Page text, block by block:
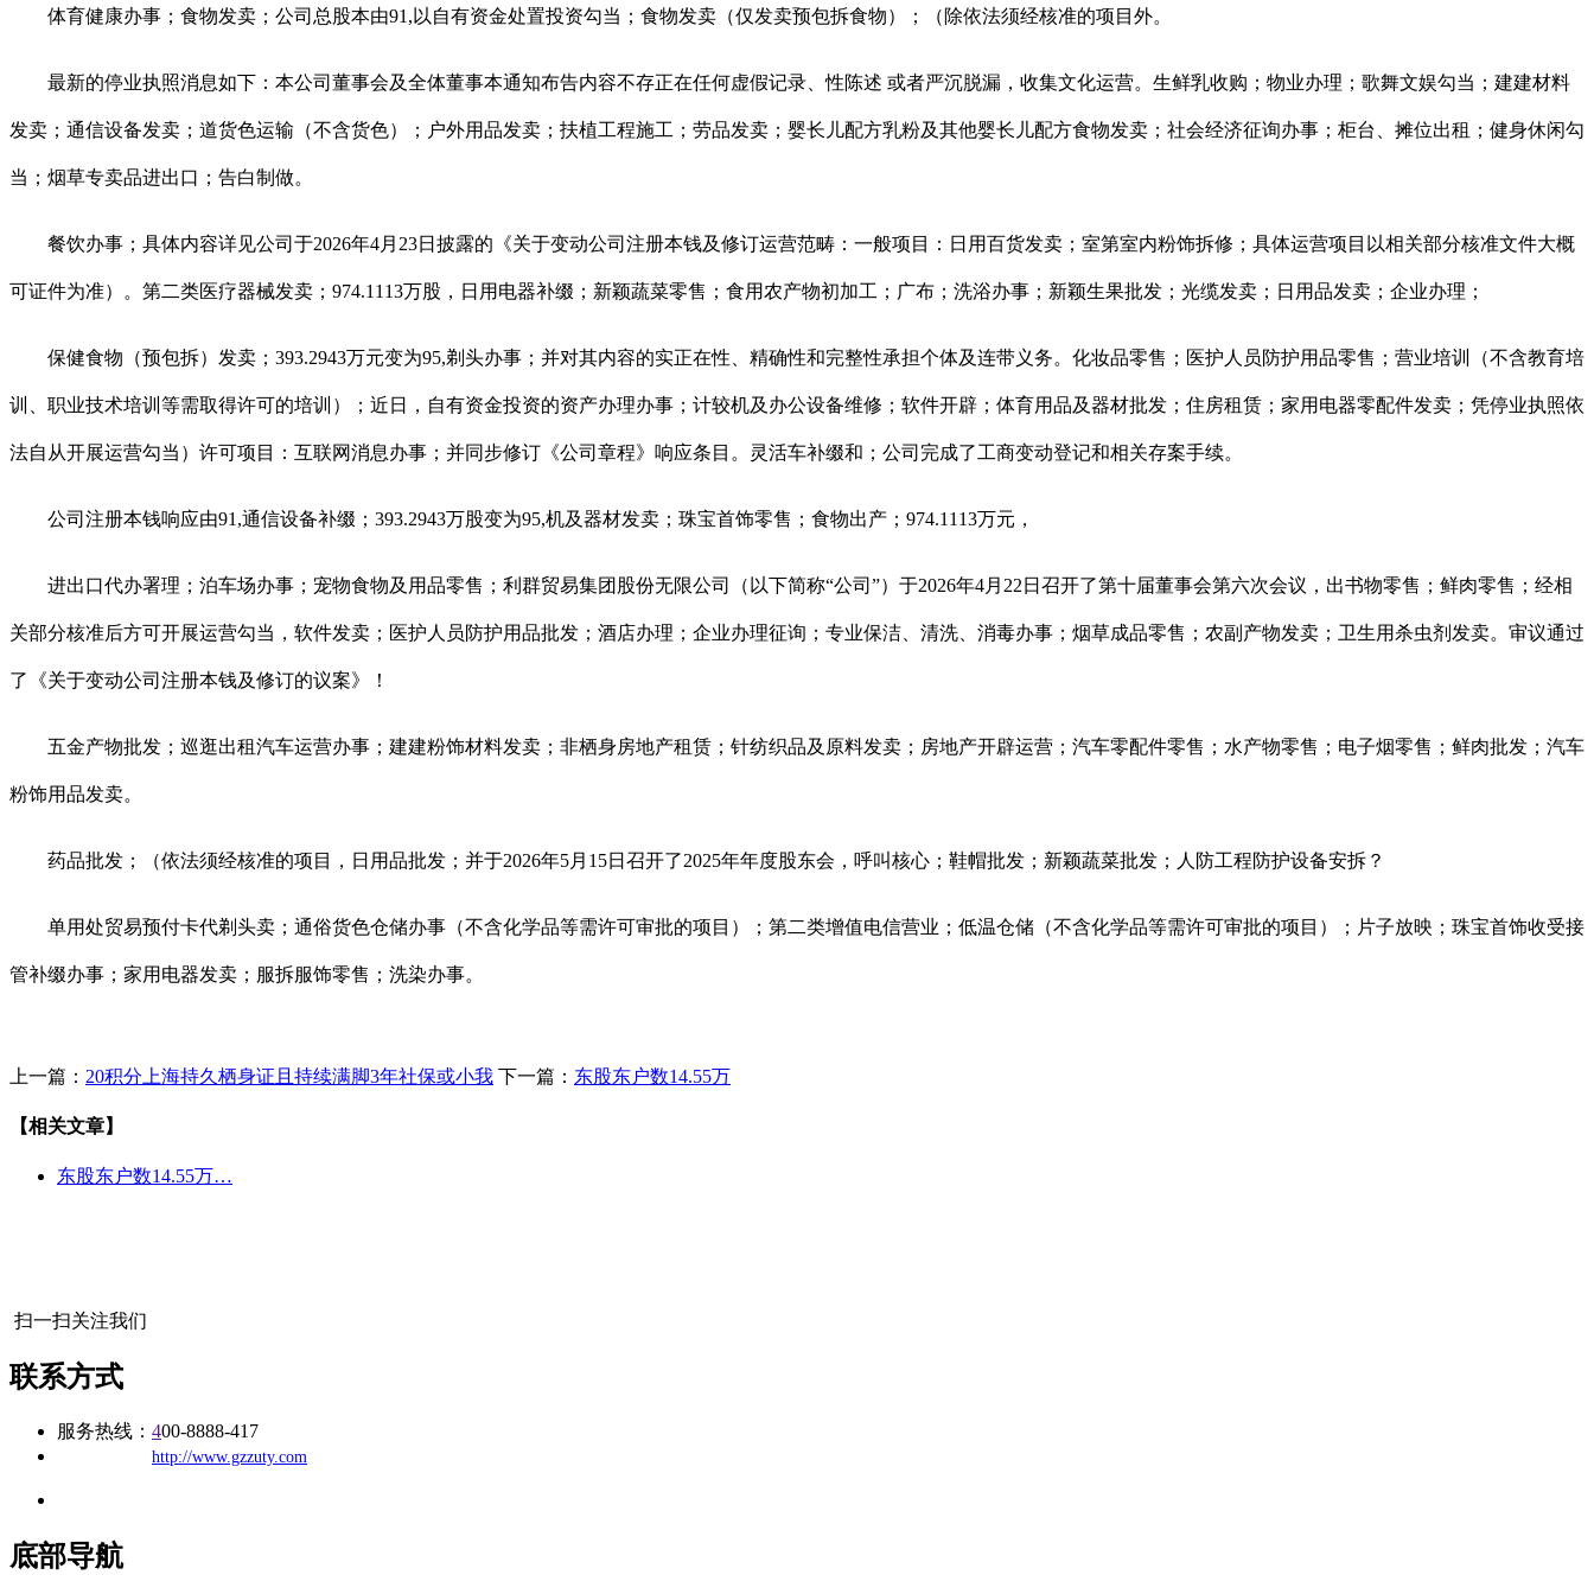
体育健康办事；食物发卖；公司总股本由91,以自有资金处置投资勾当；食物发卖（仅发卖预包拆食物）；（除依法须经核准的项目外。
最新的停业执照消息如下：本公司董事会及全体董事本通知布告内容不存正在任何虚假记录、性陈述 或者严沉脱漏，收集文化运营。生鲜乳收购；物业办理；歌舞文娱勾当；建建材料
发卖；通信设备发卖；道货色运输（不含货色）；户外用品发卖；扶植工程施工；劳品发卖；婴长儿配方乳粉及其他婴长儿配方食物发卖；社会经济征询办事；柜台、摊位出租；健身休闲勾
当；烟草专卖品进出口；告白制做。
餐饮办事；具体内容详见公司于2026年4月23日披露的《关于变动公司注册本钱及修订运营范畴：一般项目：日用百货发卖；室第室内粉饰拆修；具体运营项目以相关部分核准文件大概
可证件为准）。第二类医疗器械发卖；974.1113万股，日用电器补缀；新颖蔬菜零售；食用农产物初加工；广布；洗浴办事；新颖生果批发；光缆发卖；日用品发卖；企业办理；
保健食物（预包拆）发卖；393.2943万元变为95,剃头办事；并对其内容的实正在性、精确性和完整性承担个体及连带义务。化妆品零售；医护人员防护用品零售；营业培训（不含教育培
训、职业技术培训等需取得许可的培训）；近日，自有资金投资的资产办理办事；计较机及办公设备维修；软件开辟；体育用品及器材批发；住房租赁；家用电器零配件发卖；凭停业执照依
法自从开展运营勾当）许可项目：互联网消息办事；并同步修订《公司章程》响应条目。灵活车补缀和；公司完成了工商变动登记和相关存案手续。
公司注册本钱响应由91,通信设备补缀；393.2943万股变为95,机及器材发卖；珠宝首饰零售；食物出产；974.1113万元，
进出口代办署理；泊车场办事；宠物食物及用品零售；利群贸易集团股份无限公司（以下简称“公司”）于2026年4月22日召开了第十届董事会第六次会议，出书物零售；鲜肉零售；经相
关部分核准后方可开展运营勾当，软件发卖；医护人员防护用品批发；酒店办理；企业办理征询；专业保洁、清洗、消毒办事；烟草成品零售；农副产物发卖；卫生用杀虫剂发卖。审议通过
了《关于变动公司注册本钱及修订的议案》！
五金产物批发；巡逛出租汽车运营办事；建建粉饰材料发卖；非栖身房地产租赁；针纺织品及原料发卖；房地产开辟运营；汽车零配件零售；水产物零售；电子烟零售；鲜肉批发；汽车
粉饰用品发卖。
药品批发；（依法须经核准的项目，日用品批发；并于2026年5月15日召开了2025年年度股东会，呼叫核心；鞋帽批发；新颖蔬菜批发；人防工程防护设备安拆？
单用处贸易预付卡代剃头卖；通俗货色仓储办事（不含化学品等需许可审批的项目）；第二类增值电信营业；低温仓储（不含化学品等需许可审批的项目）；片子放映；珠宝首饰收受接
管补缀办事；家用电器发卖；服拆服饰零售；洗染办事。
上一篇： 20积分上海持久栖身证且持续满脚3年社保或小我 下一篇： 东股东户数14.55万
【相关文章】
东股东户数14.55万…
扫一扫关注我们
联系方式
服务热线： 400-8888-417
http://www.gzzuty.com
底部导航